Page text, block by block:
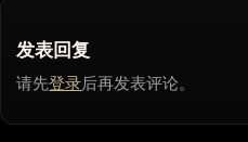
发表回复
请先登录后再发表评论。